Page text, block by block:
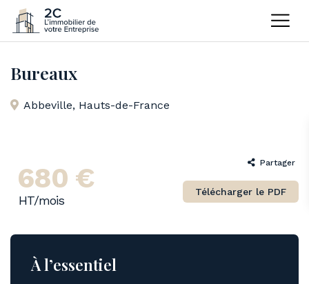
Home Bureaux
Bureaux
Abbeville, Hauts-de-France
Partager
Télécharger le PDF
680 €
HT/mois
À l’essentiel